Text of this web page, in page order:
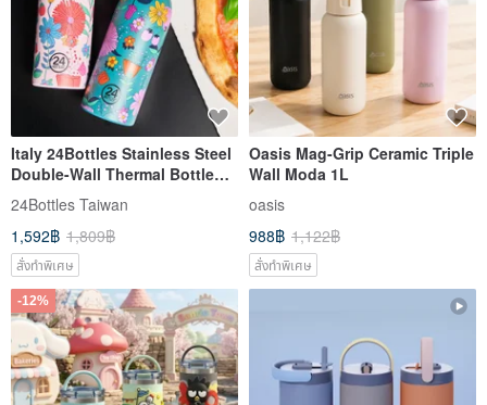
Italy 24Bottles Stainless Steel
Double-Wall Thermal Bottle
500ml / Blooming Series
24Bottles Taiwan
1,592฿ 1,809฿
สั่งทำพิเศษ
Oasis Mag-Grip Ceramic Triple
Wall Moda 1L
oasis
988฿ 1,122฿
สั่งทำพิเศษ
-12%